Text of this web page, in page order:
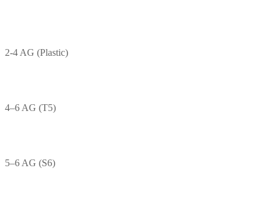
2-4 AG (Plastic)
4–6 AG (T5)
5–6 AG (S6)